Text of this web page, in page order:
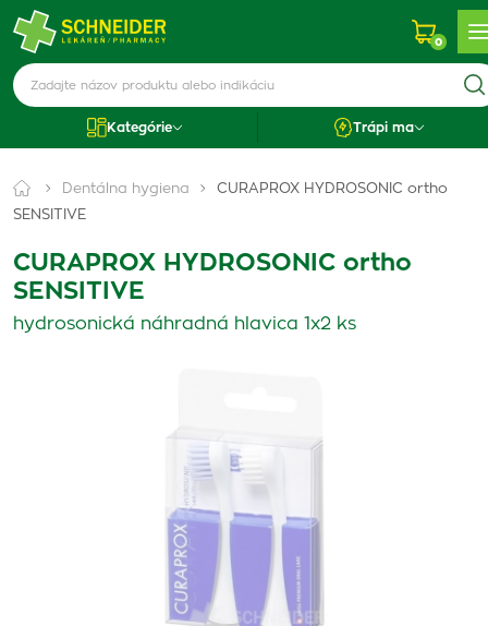
0
Kategórie Trápi ma
Dentálna hygiena
CURAPROX HYDROSONIC ortho
SENSITIVE
CURAPROX HYDROSONIC ortho
SENSITIVE
hydrosonická náhradná hlavica 1x2 ks